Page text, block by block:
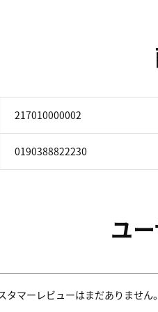
217010000002
0190388822230
ユ
タマーレビューはまだありません。